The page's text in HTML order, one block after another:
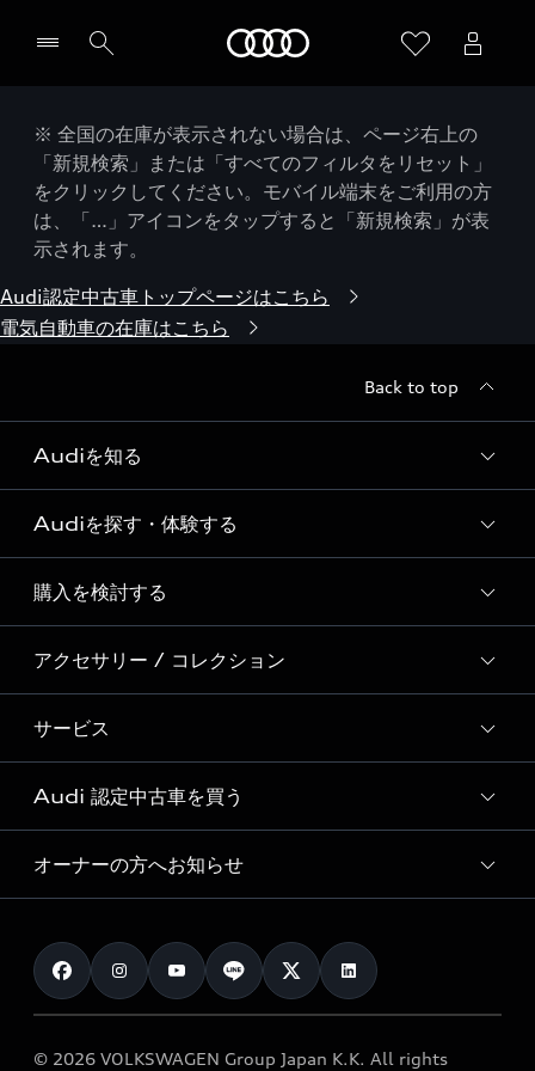
※ 全国の在庫が表示されない場合は、ページ右上の
「新規検索」または「すべてのフィルタをリセット」
をクリックしてください。モバイル端末をご利用の方
は、「…」アイコンをタップすると「新規検索」が表
示されます。
Audi認定中古車トップページはこちら
電気自動車の在庫はこちら
Back to top
Audiを知る
Audi ブランド
Story of Progress
Audi Sport
Formula 1®
デジタルサービス
Audiを探す・体験する
ディーラー検索
新車在庫検索
試乗車・展示車検索
見積り依頼
試乗予約
購入を検討する
モデル一覧
特別仕様モデル / 限定モデル
e-tronラインアップ
価格シミュレーション
車両比較
カタログ一覧
アクセサリー / コレクション
純正アクセサリー
オンラインショップ
Audi collection
アウディナビアプリ
サービス
サービス入庫予約
サービスプログラム
メンテナンス
車検 / 定期点検
e-tronアフターサポート
Audi 認定中古車を買う
Audi認定中古車
クオリティ
保証
メンテナンス
オーナーの方へお知らせ
お知らせ
オーナー様向けキャンペーン
© 2026 VOLKSWAGEN Group Japan K.K. All rights